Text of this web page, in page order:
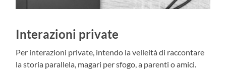
Interazioni private
Per interazioni private, intendo la velleità di raccontare
la storia parallela, magari per sfogo, a parenti o amici.